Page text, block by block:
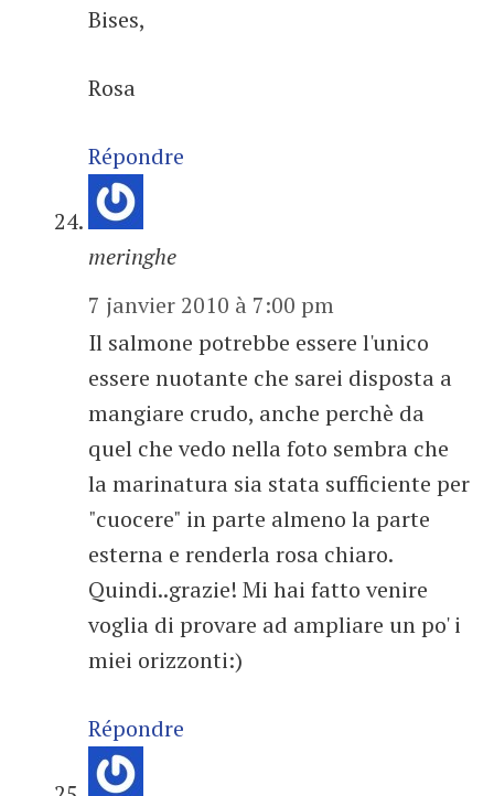
Bises,
Rosa
Répondre
meringhe
7 janvier 2010 à 7:00 pm
Il salmone potrebbe essere l'unico
essere nuotante che sarei disposta a
mangiare crudo, anche perchè da
quel che vedo nella foto sembra che
la marinatura sia stata sufficiente per
"cuocere" in parte almeno la parte
esterna e renderla rosa chiaro.
Quindi..grazie! Mi hai fatto venire
voglia di provare ad ampliare un po' i
miei orizzonti:)
Répondre